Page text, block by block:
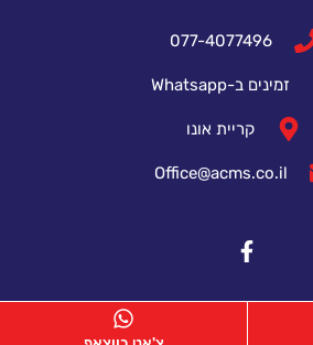
077-4077496
זמינים ב-Whatsapp
קריית אונו
Office@acms.co.il